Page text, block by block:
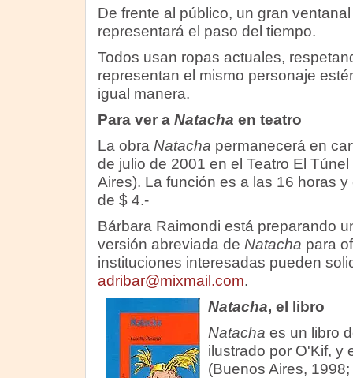
De frente al público, un gran
representará el paso del tiempo.
Todos usan ropas actuales,
representan el mismo personaje
igual manera.
Para ver a Natacha en teatro
La obra Natacha permanecerá en
de julio de 2001 en el Teatro El
Aires). La función es a las 16 horas
de $ 4.-
Bárbara Raimondi está preparando
versión abreviada de Natacha para
instituciones interesadas pueden
adribar@mixmail.com.
Natacha, el libro
Natacha es un libro
ilustrado por O'Kif, y
(Buenos Aires,